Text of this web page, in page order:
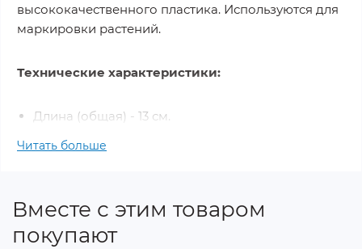
высококачественного пластика. Используются для
маркировки растений.
Технические характеристики:
Длина (общая) - 13 см.
Количество штук в упаковке - 10 шт.
Читать больше
Вместе с этим товаром
покупают